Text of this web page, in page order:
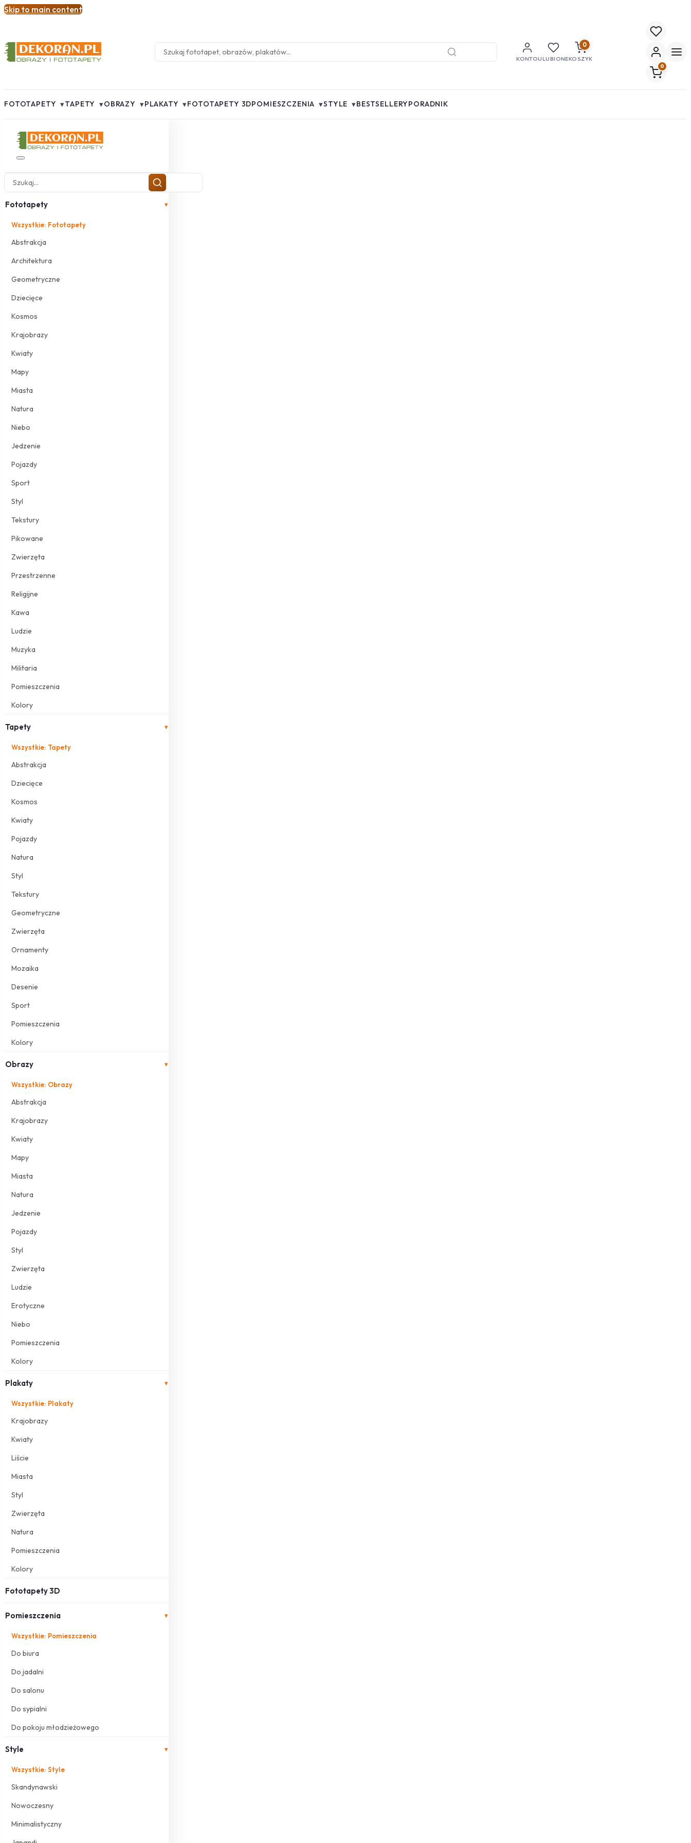
Skip to main content
KONTOULUBIONE
0
KOSZYK
0
FOTOTAPETY ▾TAPETY ▾OBRAZY ▾PLAKATY ▾FOTOTAPETY 3DPOMIESZCZENIA ▾STYLE ▾BESTSELLERYPORADNIK
Fototapety ▾
Wszystkie: Fototapety
Abstrakcja
Architektura
Geometryczne
Dziecięce
Kosmos
Krajobrazy
Kwiaty
Mapy
Miasta
Natura
Niebo
Jedzenie
Pojazdy
Sport
Styl
Tekstury
Pikowane
Zwierzęta
Przestrzenne
Religijne
Kawa
Ludzie
Muzyka
Militaria
Pomieszczenia
Kolory
Tapety ▾
Wszystkie: Tapety
Abstrakcja
Dziecięce
Kosmos
Kwiaty
Pojazdy
Natura
Styl
Tekstury
Geometryczne
Zwierzęta
Ornamenty
Mozaika
Desenie
Sport
Pomieszczenia
Kolory
Obrazy ▾
Wszystkie: Obrazy
Abstrakcja
Krajobrazy
Kwiaty
Mapy
Miasta
Natura
Jedzenie
Pojazdy
Styl
Zwierzęta
Ludzie
Erotyczne
Niebo
Pomieszczenia
Kolory
Plakaty ▾
Wszystkie: Plakaty
Krajobrazy
Kwiaty
Liście
Miasta
Styl
Zwierzęta
Natura
Pomieszczenia
Kolory
Fototapety 3D
Pomieszczenia ▾
Wszystkie: Pomieszczenia
Do biura
Do jadalni
Do salonu
Do sypialni
Do pokoju młodzieżowego
Style ▾
Wszystkie: Style
Skandynawski
Nowoczesny
Minimalistyczny